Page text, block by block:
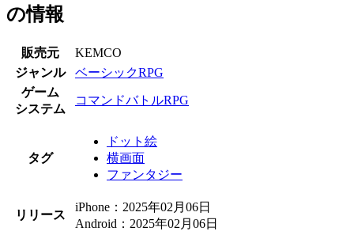
の情報
販売元
KEMCO
ジャンル
ベーシックRPG
ゲーム
システム
コマンドバトルRPG
タグ
ドット絵
横画面
ファンタジー
リリース
iPhone：2025年02月06日
Android：2025年02月06日